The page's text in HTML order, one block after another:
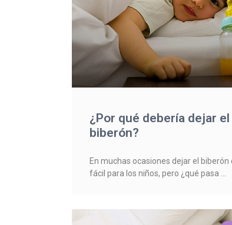
¿Por qué debería dejar el
biberón?
En muchas ocasiones dejar el biberón
fácil para los niños, pero ¿qué pasa